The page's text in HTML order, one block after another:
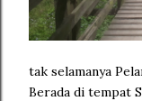
tak selamanya
Berada di tempat